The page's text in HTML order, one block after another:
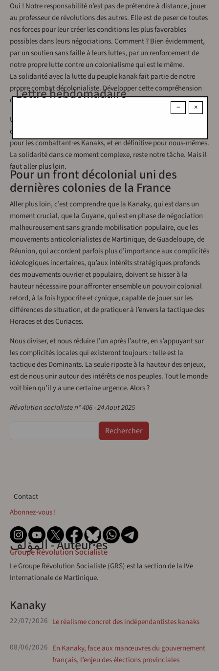
Oui ! Notre responsabilité n’est pas de prétendre à distance, jouer
au professeur de révolutions des autres. Elle est de peser de toutes
nos forces pour leur créer les conditions les plus favorables
possibles dans leurs négociations. Comment ? Bien évidemment,
par un soutien sans faille à leurs luttes, par un renforcement de
notre propre lutte contre un colonialisme qui est le même.
La solidarité avec la lutte du peuple kanak fait partie de notre
propre combat décolonialiste. Développer cette compréhension
des choses, est notre devoir pour les Kanaks et pour nous-mêmes.
Un mouvement plus puissant de solidarité dans toutes les
dernières colonies et en France, aurait été une aide importante
pour les combattant·es Kanaks, et en définitive pour nous-mêmes.
La solidarité dans ce moment complexe, reste notre tâche. Mais il
faut aller plus loin.
Pour un front décolonial uni des
dernières colonies de la France
Aller plus loin, c’est comprendre que la Kanaky, qui est dans un
moment crucial, que la Guyane, qui est en phase de négociation
malheureusement sans grande mobilisation populaire, que les
mouvements anticolonialistes de Martinique, de Guadeloupe, de
Réunion, qui accordent parfois plus d’importance aux complicités
idéologiques incertaines, qu’aux intérêts stratégiques profonds
des mouvements ouvrier et populaire, doivent se hisser à la
hauteur nécessaire pour affronter ensemble un pouvoir colonial
retord, à la fois hypocrite et cynique, capable de jouer sur les
différences de situation, et de pratiquer à l’envers la tactique des
Horaces et des Curiaces.
Nous diviser, et nous réduire l’un après l’autre, en s’appuyant sur
les complicités locales qui existeront toujours : telle est la
tactique des Dominants. La seule riposte à la hauteur des enjeux,
est de nous unir autour des intérêts de nos peuples. Tout le monde
voit bien qu’il y a une certaine urgence. Alors ?
Révolution socialiste n° 406 - 24 Aout 2025
×
−
Lettre hebdomadaire
Contact
Contact
Abonnez-vous !
المؤلف - Auteur·es
Groupe Révolution Socialiste
Le Groupe Révolution Socialiste (GRS) est la section de la IVe
Internationale de Martinique.
Kanaky
22/07/2026 Le réalisme concret des indépendantistes kanaks
08/06/2026 En Kanaky, face aux manœuvres du gouvernement
français, l’enjeu des élections provinciales